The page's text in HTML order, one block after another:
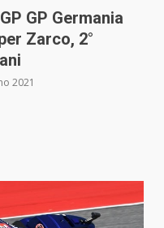
GP Germania
Zarco, 2°
2021